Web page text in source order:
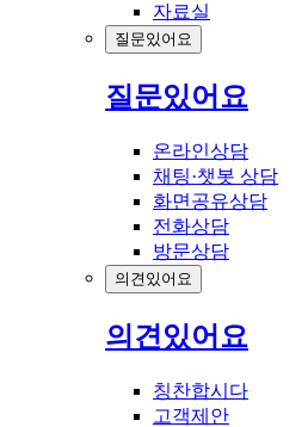
자료실
질문있어요
질문있어요
온라인상담
채팅·챗봇 상담
화면공유상담
전화상담
방문상담
의견있어요
의견있어요
칭찬합시다
고객제안